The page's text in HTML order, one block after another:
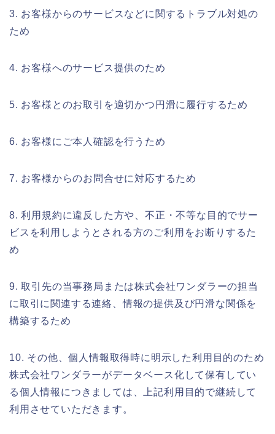
3. お客様からのサービスなどに関するトラブル対処の
ため
4. お客様へのサービス提供のため
5. お客様とのお取引を適切かつ円滑に履行するため
6. お客様にご本人確認を行うため
7. お客様からのお問合せに対応するため
8. 利用規約に違反した方や、不正・不等な目的でサー
ビスを利用しようとされる方のご利用をお断りするた
め
9. 取引先の当事務局または株式会社ワンダラーの担当
に取引に関連する連絡、情報の提供及び円滑な関係を
構築するため
10. その他、個人情報取得時に明示した利用目的のため
株式会社ワンダラーがデータベース化して保有してい
る個人情報につきましては、上記利用目的で継続して
利用させていただきます。